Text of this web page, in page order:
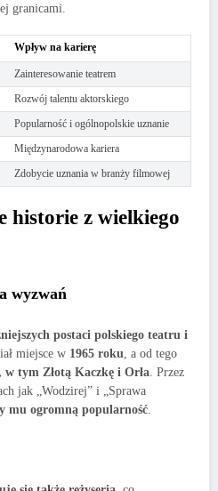
granicami.
Wpływ na karierę
Zainteresowanie teatrem
Rozwój talentu aktorskiego
Popularność i ogólnopolskie uznanie
Międzynarodowa kariera
Zdobycie uznania w branży filmowej
historie z wielkiego
wyzwań
postaci polskiego teatru i
miejsce w 1965 roku, a od tego
w tym Złotą Kaczkę i Orła. Przez
jak „Wodzirej” i „Sprawa
mu ogromną popularność.